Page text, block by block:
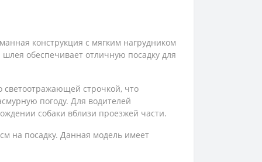
конструкция с мягким нагрудником
обеспечивает отличную посадку для
светоотражающей строчкой, что
погоду. Для водителей
собаки вблизи проезжей части.
на посадку. Данная модель имеет